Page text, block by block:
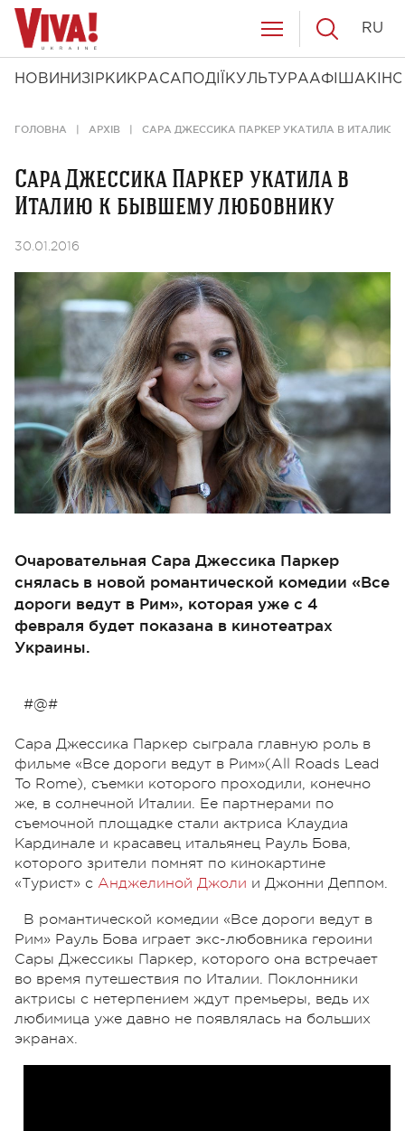
НОВИНИ ЗІРКИ КРАСА ПОДІЇ КУЛЬТУРААФІША КІНО
RU
ГОЛОВНА АРХІВ САРА ДЖЕССИКА ПАРКЕР УКАТИЛА В ИТАЛИЮ
Сара Джессика Паркер укатила в
Италию к бывшему любовнику
30.01.2016
Очаровательная Сара Джессика Паркер
снялась в новой романтической комедии «Все
дороги ведут в Рим», которая уже с 4
февраля будет показана в кинотеатрах
Украины.
#@#
Сара Джессика Паркер сыграла главную роль в
фильме «Все дороги ведут в Рим»(All Roads Lead
To Rome), съемки которого проходили, конечно
же, в солнечной Италии. Ее партнерами по
съемочной площадке стали актриса Клаудиа
Кардинале и красавец итальянец Рауль Бова,
которого зрители помнят по кинокартине
«Турист» с Анджелиной Джоли и Джонни Деппом.
В романтической комедии «Все дороги ведут в
Рим» Рауль Бова играет экс-любовника героини
Сары Джессикы Паркер, которого она встречает
во время путешествия по Италии. Поклонники
актрисы с нетерпением ждут премьеры, ведь их
любимица уже давно не появлялась на больших
экранах.